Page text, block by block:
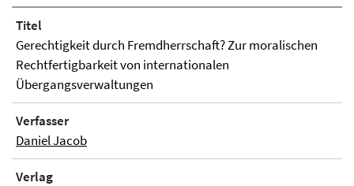
Titel
Gerechtigkeit durch Fremdherrschaft? Zur moralischen
Rechtfertigbarkeit von internationalen
Übergangsverwaltungen
Verfasser
Daniel Jacob
Verlag